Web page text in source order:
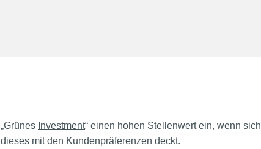
„Grünes Investment“ einen hohen Stellenwert ein, wenn sich
dieses mit den Kundenpräferenzen deckt.